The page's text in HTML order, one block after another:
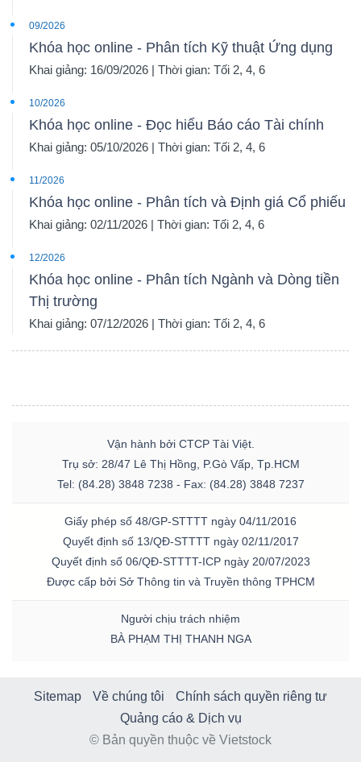
09/2026
Khóa học online - Phân tích Kỹ thuật Ứng dụng
Khai giảng: 16/09/2026 | Thời gian: Tối 2, 4, 6
10/2026
Khóa học online - Đọc hiểu Báo cáo Tài chính
Khai giảng: 05/10/2026 | Thời gian: Tối 2, 4, 6
11/2026
Khóa học online - Phân tích và Định giá Cổ phiếu
Khai giảng: 02/11/2026 | Thời gian: Tối 2, 4, 6
12/2026
Khóa học online - Phân tích Ngành và Dòng tiền
Thị trường
Khai giảng: 07/12/2026 | Thời gian: Tối 2, 4, 6
Vận hành bởi CTCP Tài Việt.
Trụ sở: 28/47 Lê Thị Hồng, P.Gò Vấp, Tp.HCM
Tel: (84.28) 3848 7238 - Fax: (84.28) 3848 7237
Giấy phép số 48/GP-STTTT ngày 04/11/2016
Quyết định số 13/QĐ-STTTT ngày 02/11/2017
Quyết định số 06/QĐ-STTTT-ICP ngày 20/07/2023
Được cấp bởi Sở Thông tin và Truyền thông TPHCM
Người chịu trách nhiệm
BÀ PHẠM THỊ THANH NGA
Sitemap Về chúng tôi
Chính sách quyền riêng tư
Quảng cáo & Dịch vụ
© Bản quyền thuộc về Vietstock